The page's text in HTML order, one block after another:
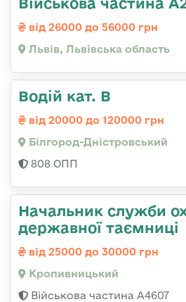
від 26000 до 56000 грн
Львів, Львівська область
Водій кат. В
від 20000 до 120000 грн
Білгород-Дністровський
808 ОПП
Начальник служби
державної таємниці
від 25000 до 30000 грн
Кропивницький
Військова частина А4607